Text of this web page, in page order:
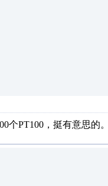
个PT100，挺有意思的